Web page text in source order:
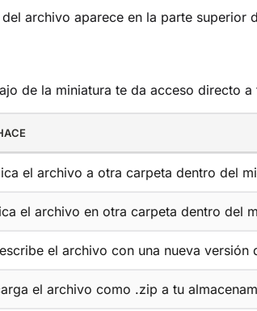
archivo aparece en la parte superior
de la miniatura te da acceso directo
el archivo a otra carpeta dentro del
el archivo en otra carpeta dentro del
el archivo con una nueva versión
el archivo como .zip a tu